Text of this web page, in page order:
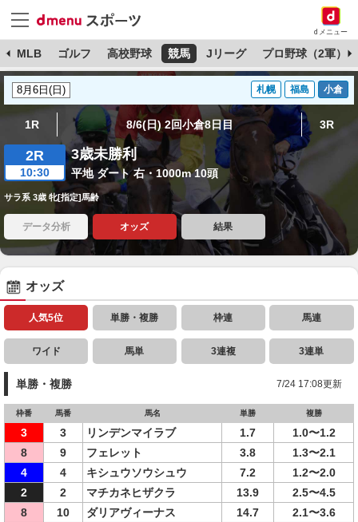
dメニュー
MLB ゴルフ 高校野球 競馬 Jリーグ プロ野球（2軍）
札幌 福島 小倉
1R 8/6(日) 2回小倉8日目 3R
2R
10:30
3歳未勝利
平地 ダート 右・1000m 10頭
サラ系 3歳 牝[指定]馬齢
データ分析 オッズ 結果
オッズ
人気5位 単勝・複勝 枠連 馬連
ワイド 馬単 3連複 3連単
単勝・複勝 7/24 17:08更新
枠番 馬番 馬名 単勝 複勝
3 3 リンデンマイラブ 1.7
1.0〜1.2
8
9 フェレット 3.8
1.3〜2.1
4
4 キシュウソウシュウ 7.2
1.2〜2.0
2
2 マチカネヒザクラ 13.9
2.5〜4.5
8
10 ダリアヴィーナス 14.7
2.1〜3.6